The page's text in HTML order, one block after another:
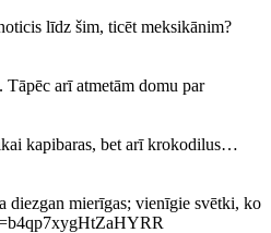
līdz šim, ticēt meksikānim?
arī atmetām domu par
kapibaras, bet arī krokodilus…
diezgan mierīgas; vienīgie svētki, ko